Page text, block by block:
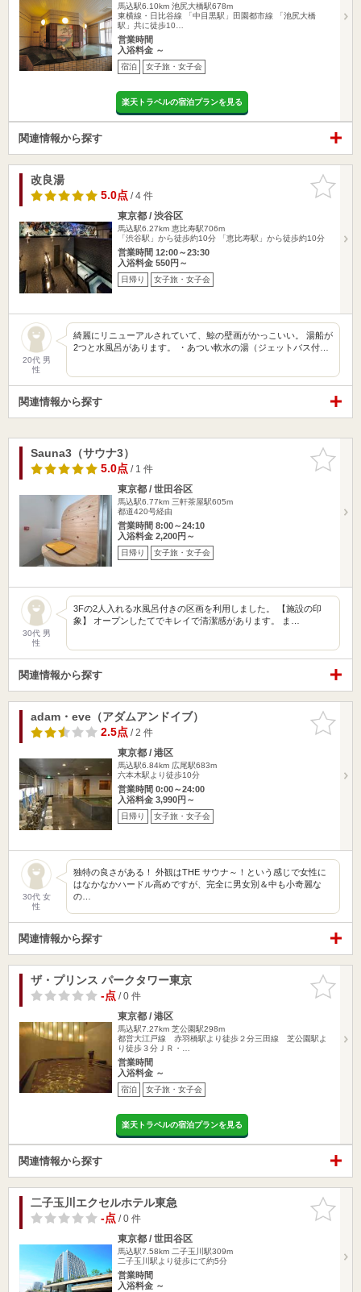
馬込駅6.10km 池尻大橋駅678m
東横線・日比谷線 「中目黒駅」田園都市線 「池尻大橋
駅」共に徒歩10…
営業時間
入浴料金 ～
宿泊 女子旅・女子会
楽天トラベルの宿泊プランを見る
関連情報から探す
お気に入
りに追加
改良湯
5.0点/ 4 件
東京都 / 渋谷区
馬込駅6.27km 恵比寿駅706m
「渋谷駅」から徒歩約10分 「恵比寿駅」から徒歩約10分
営業時間 12:00～23:30
入浴料金 550円～
日帰り 女子旅・女子会
20代 男
性
綺麗にリニューアルされていて、鯨の壁画がかっこいい。 湯船が
2つと水風呂があります。 ・あつい軟水の湯（ジェットバス付…
関連情報から探す
お気に入
りに追加
Sauna3（サウナ3）
5.0点/ 1 件
東京都 / 世田谷区
馬込駅6.77km 三軒茶屋駅605m
都道420号経由
営業時間 8:00～24:10
入浴料金 2,200円～
日帰り 女子旅・女子会
30代 男
性
3Fの2人入れる水風呂付きの区画を利用しました。 【施設の印
象】 オープンしたてでキレイで清潔感があります。 ま…
関連情報から探す
お気に入
りに追加
adam・eve（アダムアンドイブ）
2.5点/ 2 件
東京都 / 港区
馬込駅6.84km 広尾駅683m
六本木駅より徒歩10分
営業時間 0:00～24:00
入浴料金 3,990円～
日帰り 女子旅・女子会
30代 女
性
独特の良さがある！ 外観はTHE サウナ～！という感じで女性に
はなかなかハードル高めですが、完全に男女別＆中も小奇麗な
の…
関連情報から探す
お気に入
りに追加
ザ・プリンス パークタワー東京
-点/ 0 件
東京都 / 港区
馬込駅7.27km 芝公園駅298m
都営大江戸線 赤羽橋駅より徒歩２分三田線 芝公園駅よ
り徒歩３分ＪＲ・…
営業時間
入浴料金 ～
宿泊 女子旅・女子会
楽天トラベルの宿泊プランを見る
関連情報から探す
お気に入
りに追加
二子玉川エクセルホテル東急
-点/ 0 件
東京都 / 世田谷区
馬込駅7.58km 二子玉川駅309m
二子玉川駅より徒歩にて約5分
営業時間
入浴料金 ～